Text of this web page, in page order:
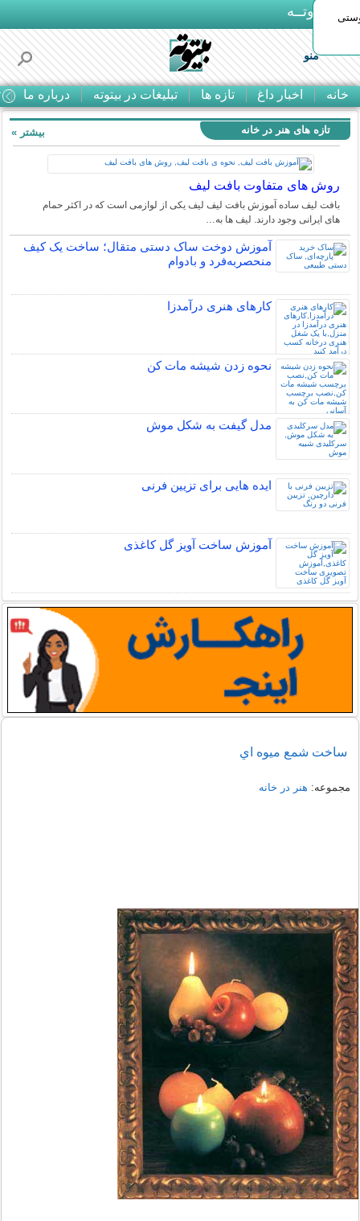
بـیتوتــه
منو
خانه اخبار داغ تازه ها تبلیغات در بیتوته درباره ما
تازه های هنر در خانه
روش های متفاوت بافت لیف
بافت لیف ساده آموزش بافت لیف لیف یکی از لوازمی است که در اکثر حمام
های ایرانی وجود دارند. لیف ها به…
آموزش دوخت ساک دستی متقال؛ ساخت یک کیف
منحصربه‌فرد و بادوام
کارهای هنری درآمدزا
نحوه زدن شیشه مات کن
مدل گیفت به شکل موش
ایده هایی برای تزیین فرنی
آموزش ساخت آویز گل کاغذی
بیشتر »
ساخت شمع ميوه اي
مجموعه: هنر در خانه